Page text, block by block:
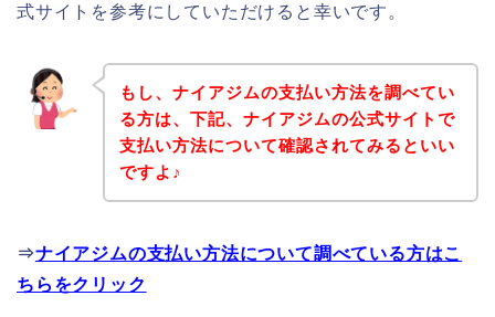
式サイトを参考にしていただけると幸いです。
もし、ナイアジムの支払い方法を調べてい
る方は、下記、ナイアジムの公式サイトで
支払い方法について確認されてみるといい
ですよ♪
⇒ナイアジムの支払い方法について調べている方はこ
ちらをクリック